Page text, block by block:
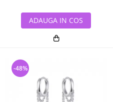
ADAUGA IN COS
-48%